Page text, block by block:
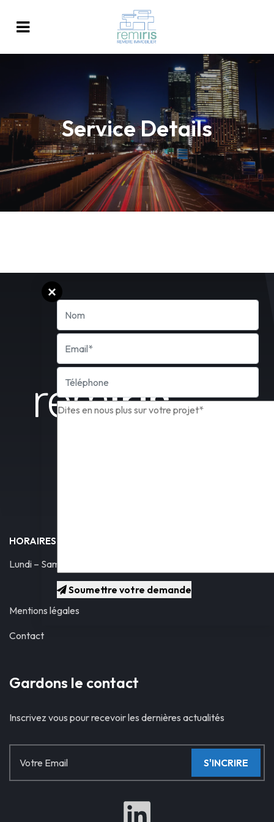
Service Details
HORAIRES
Lundi – Samedi:
Mentions légales
Contact
Gardons le contact
Inscrivez vous pour recevoir les dernières actualités
S'INCRIRE
Soumettre votre demande